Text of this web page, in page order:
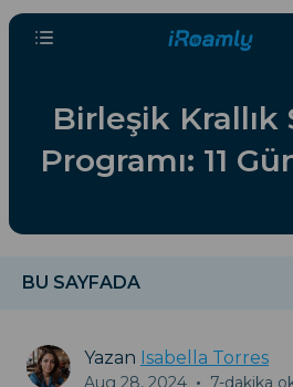
Birleşik Krallık
Programı: 11
BU SAYFADA
Yazan Isabella Torres
Aug 28, 2024 • 7-dakika